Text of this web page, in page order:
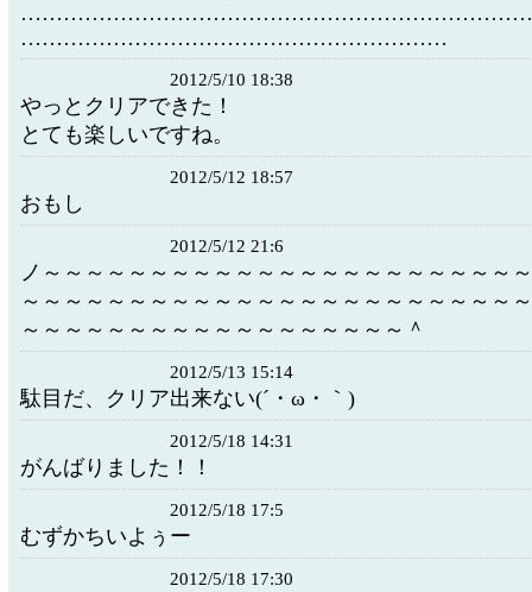
……………………………………………………
2012/5/10 18:38
やっとクリアできた！
とても楽しいですね。
2012/5/12 18:57
おもし
2012/5/12 21:6
ノ～～～～～～～～～～～～～～～～～～～～～～
～～～～～～～～～～～～～～～～～～～～～～～
～～～～～～～～～～～～～～～～～～＾
2012/5/13 15:14
駄目だ、クリア出来ない(´・ω・｀)
2012/5/18 14:31
がんばりました！！
2012/5/18 17:5
むずかちいよぅー
2012/5/18 17:30